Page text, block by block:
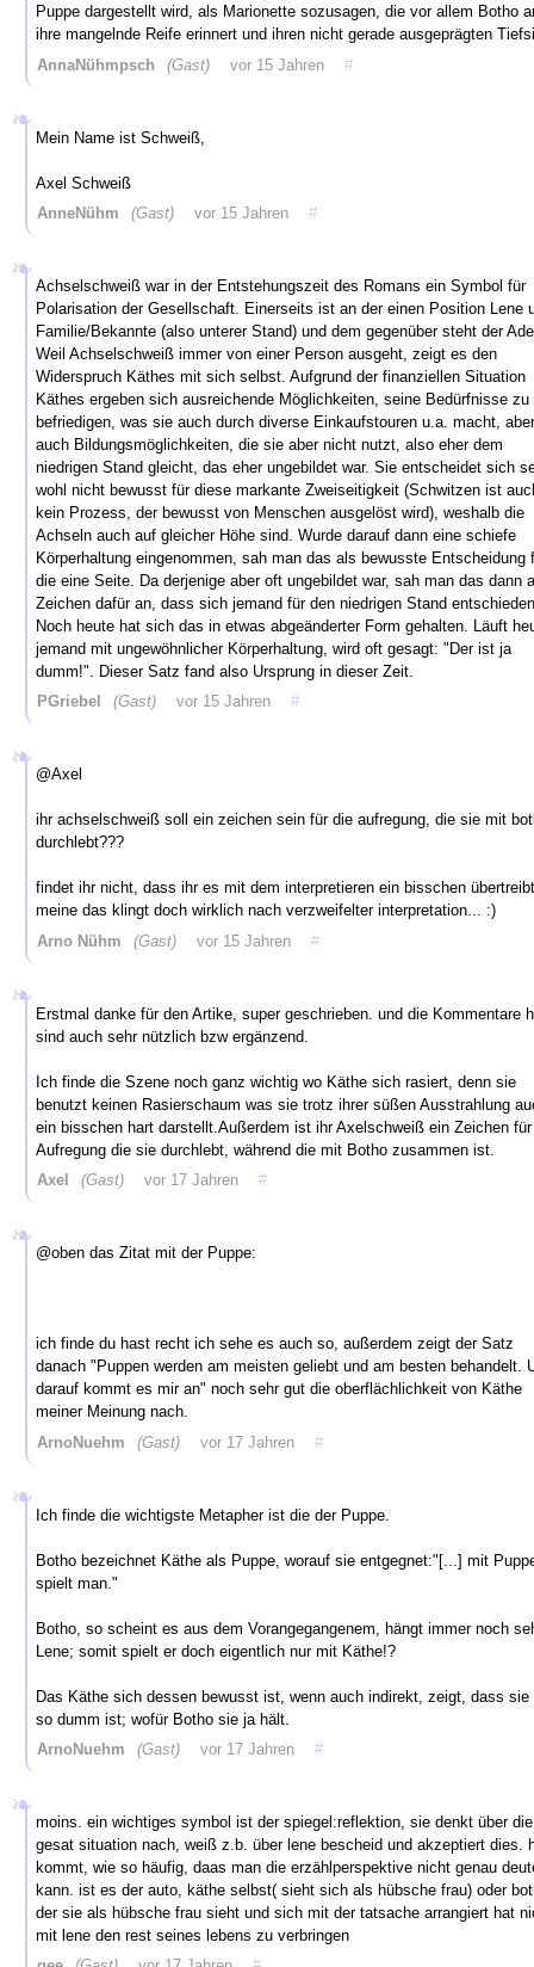
Puppe dargestellt wird, als Marionette sozusagen, die vor allem Botho
ihre mangelnde Reife erinnert und ihren nicht gerade ausgeprägten
AnnaNühmpsch
(Gast) vor 15 Jahren #
Mein Name ist Schweiß,
Axel Schweiß
AnneNühm
(Gast) vor 15 Jahren #
Achselschweiß war in der Entstehungszeit des Romans ein Symbol für
Polarisation der Gesellschaft. Einerseits ist an der einen Position Lene
Familie/Bekannte (also unterer Stand) und dem gegenüber steht der
Weil Achselschweiß immer von einer Person ausgeht, zeigt es den
Widerspruch Käthes mit sich selbst. Aufgrund der finanziellen Situation
Käthes ergeben sich ausreichende Möglichkeiten, seine Bedürfnisse zu
befriedigen, was sie auch durch diverse Einkaufstouren u.a. macht, aber
auch Bildungsmöglichkeiten, die sie aber nicht nutzt, also eher dem
niedrigen Stand gleicht, das eher ungebildet war. Sie entscheidet sich
wohl nicht bewusst für diese markante Zweiseitigkeit (Schwitzen ist
kein Prozess, der bewusst von Menschen ausgelöst wird), weshalb die
Achseln auch auf gleicher Höhe sind. Wurde darauf dann eine schiefe
Körperhaltung eingenommen, sah man das als bewusste Entscheidung
die eine Seite. Da derjenige aber oft ungebildet war, sah man das dann
Zeichen dafür an, dass sich jemand für den niedrigen Stand
Noch heute hat sich das in etwas abgeänderter Form gehalten. Läuft
jemand mit ungewöhnlicher Körperhaltung, wird oft gesagt: "Der ist ja
dumm!". Dieser Satz fand also Ursprung in dieser Zeit.
PGriebel
(Gast) vor 15 Jahren #
@Axel
ihr achselschweiß soll ein zeichen sein für die aufregung, die sie mit
durchlebt???
findet ihr nicht, dass ihr es mit dem interpretieren ein bisschen
meine das klingt doch wirklich nach verzweifelter interpretation... :)
Arno Nühm
(Gast) vor 15 Jahren #
Erstmal danke für den Artike, super geschrieben. und die Kommentare
sind auch sehr nützlich bzw ergänzend.
Ich finde die Szene noch ganz wichtig wo Käthe sich rasiert, denn sie
benutzt keinen Rasierschaum was sie trotz ihrer süßen Ausstrahlung
ein bisschen hart darstellt.Außerdem ist ihr Axelschweiß ein Zeichen für
Aufregung die sie durchlebt, während die mit Botho zusammen ist.
Axel
(Gast) vor 17 Jahren #
@oben das Zitat mit der Puppe:
ich finde du hast recht ich sehe es auch so, außerdem zeigt der Satz
danach "Puppen werden am meisten geliebt und am besten behandelt.
darauf kommt es mir an" noch sehr gut die oberflächlichkeit von Käthe
meiner Meinung nach.
ArnoNuehm
(Gast) vor 17 Jahren #
Ich finde die wichtigste Metapher ist die der Puppe.
Botho bezeichnet Käthe als Puppe, worauf sie entgegnet:"[...] mit
spielt man."
Botho, so scheint es aus dem Vorangegangenem, hängt immer noch
Lene; somit spielt er doch eigentlich nur mit Käthe!?
Das Käthe sich dessen bewusst ist, wenn auch indirekt, zeigt, dass sie
so dumm ist; wofür Botho sie ja hält.
ArnoNuehm
(Gast) vor 17 Jahren #
moins. ein wichtiges symbol ist der spiegel:reflektion, sie denkt über die
gesat situation nach, weiß z.b. über lene bescheid und akzeptiert dies.
kommt, wie so häufig, daas man die erzählperspektive nicht genau
kann. ist es der auto, käthe selbst( sieht sich als hübsche frau) oder
der sie als hübsche frau sieht und sich mit der tatsache arrangiert hat
mit lene den rest seines lebens zu verbringen